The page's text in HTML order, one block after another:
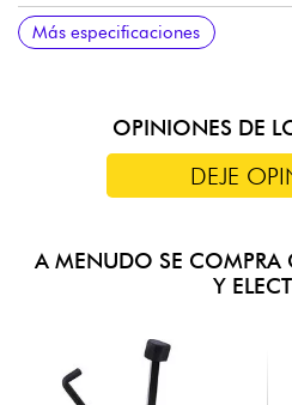
Diapasón de ébano macizo, 20x
(true pleked)
Radio diapasón 16
Anchura del mástil 1er traste 1.69"
Anchura del mástil 12º traste 5,41
Puente Ébano macizo, estilo Belly
Puente compensado, hueso
Clavijas de afinación abiertas de
Butterbean
Se vende con estuche rígido
Más especificaciones
OPINIONES DE
DEJE
A MENUDO SE COMPRA
Y